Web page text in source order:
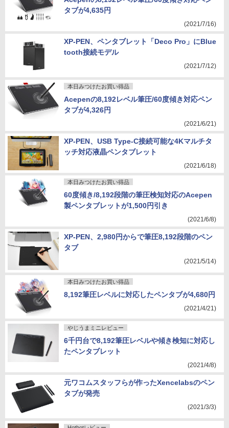
タブが4,635円
(2021/7/16)
XP-PEN、ペンタブレット「Deco Pro」にBlue
tooth接続モデル
(2021/7/12)
本日みつけたお買い得品
Acepenの8,192レベル筆圧/60度傾き対応ペン
タブが4,326円
(2021/6/21)
XP-PEN、USB Type-C接続可能な4Kマルチタ
ッチ対応液晶ペンタブレット
(2021/6/18)
本日みつけたお買い得品
60度傾き/8,192段階の筆圧検知対応のAcepen
製ペンタブレットが1,500円引き
(2021/6/8)
XP-PEN、2,980円からで筆圧8,192段階のペン
タブ
(2021/5/14)
本日みつけたお買い得品
8,192筆圧レベルに対応したペンタブが4,680円
(2021/4/21)
やじうまミニレビュー
6千円台で8,192筆圧レベルや傾き検知に対応し
たペンタブレット
(2021/4/8)
元ワコムスタッフらが作ったXencelabsのペン
タブが発売
(2021/3/3)